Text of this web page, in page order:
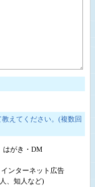
えてください。(複数回
はがき・DM
インターネット広告
、知人など)